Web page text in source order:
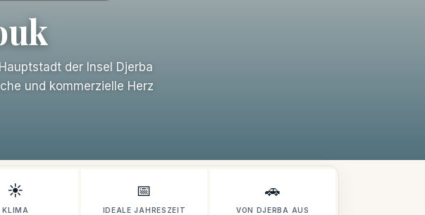
der Insel Djerba
und kommerzielle Herz
☀️
KLIMA
📅
IDEALE JAHRESZEIT
🚗
VON DJERBA AUS